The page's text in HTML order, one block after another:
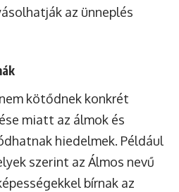
az ünneplés
kötődnek konkrét
miatt az álmok és
hiedelmek. Például
szerint az Álmos nevű
bírnak az